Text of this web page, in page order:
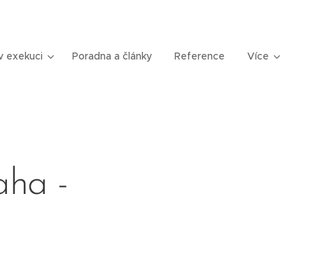
exekuci Poradna a články Reference Více
-